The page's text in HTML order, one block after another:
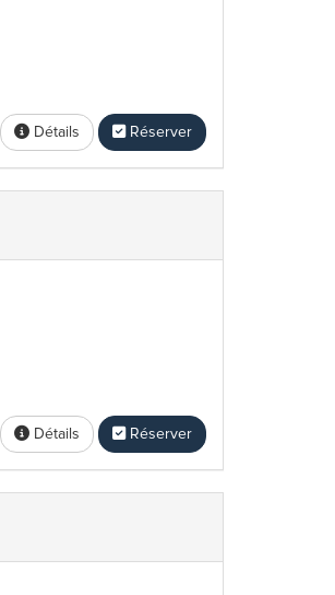
Détails Réserver
Détails Réserver